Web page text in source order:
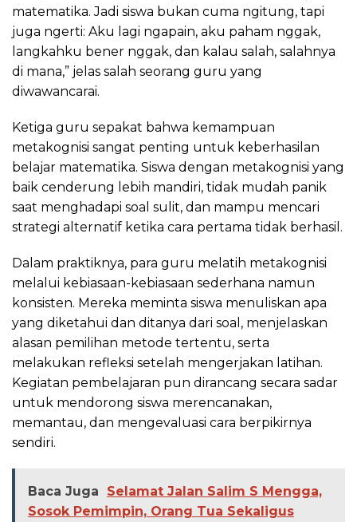
matematika. Jadi siswa bukan cuma ngitung, tapi
juga ngerti: Aku lagi ngapain, aku paham nggak,
langkahku bener nggak, dan kalau salah, salahnya
di mana,” jelas salah seorang guru yang
diwawancarai.
Ketiga guru sepakat bahwa kemampuan
metakognisi sangat penting untuk keberhasilan
belajar matematika. Siswa dengan metakognisi yang
baik cenderung lebih mandiri, tidak mudah panik
saat menghadapi soal sulit, dan mampu mencari
strategi alternatif ketika cara pertama tidak berhasil.
Dalam praktiknya, para guru melatih metakognisi
melalui kebiasaan-kebiasaan sederhana namun
konsisten. Mereka meminta siswa menuliskan apa
yang diketahui dan ditanya dari soal, menjelaskan
alasan pemilihan metode tertentu, serta
melakukan refleksi setelah mengerjakan latihan.
Kegiatan pembelajaran pun dirancang secara sadar
untuk mendorong siswa merencanakan,
memantau, dan mengevaluasi cara berpikirnya
sendiri.
Baca Juga
Selamat Jalan Salim S Mengga,
Sosok Pemimpin, Orang Tua Sekaligus